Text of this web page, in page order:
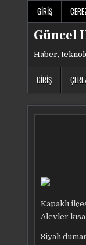
GIRIŞ
Güncel
Haber,
GIRIŞ
Kapaklı
Alevler
Siyah